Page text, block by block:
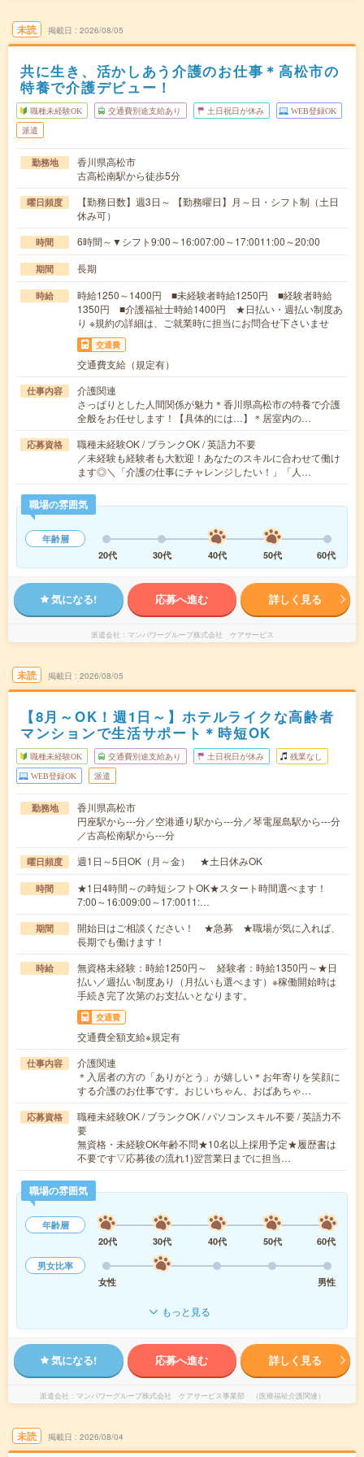
未読 掲載日 2026/08/05
共に生き、活かしあう介護のお仕事＊高松市の
特養で介護デビュー！
職種未経験OK 交通費別途支給あり 土日祝日が休み WEB登録OK
派遣
勤務地
香川県高松市
古高松南駅から徒歩5分
曜日頻度
【勤務日数】週3日～ 【勤務曜日】月～日・シフト制（土日
休み可）
時間 6時間～▼シフト9:00～16:007:00～17:0011:00～20:00
期間 長期
時給
時給1250～1400円 ■未経験者時給1250円 ■経験者時給
1350円 ■介護福祉士時給1400円 ★日払い・週払い制度あ
り ※規約の詳細は、ご就業時に担当にお問合せ下さいませ
交通費
交通費支給（規定有）
仕事内容
介護関連
さっぱりとした人間関係が魅力＊香川県高松市の特養で介護
全般をお任せします！【具体的には…】＊居室内の…
応募資格
職種未経験OK / ブランクOK / 英語力不要
／未経験も経験者も大歓迎！あなたのスキルに合わせて働け
ます◎＼「介護の仕事にチャレンジしたい！」「人…
職場の雰囲気
年齢層
20代
30代 40代 50代 60代
気になる! 応募へ進む 詳しく見る
派遣会社 マンパワーグループ株式会社 ケアサービス
未読 掲載日 2026/08/05
【8月～OK！週1日～】ホテルライクな高齢者
マンションで生活サポート＊時短OK
職種未経験OK 交通費別途支給あり 土日祝日が休み 残業なし
WEB登録OK 派遣
勤務地
香川県高松市
円座駅から---分／空港通り駅から---分／琴電屋島駅から---分
／古高松南駅から---分
曜日頻度 週1日～5日OK（月～金） ★土日休みOK
時間
★1日4時間～の時短シフトOK★スタート時間選べます！
7:00～16:009:00～17:0011:…
期間
開始日はご相談ください！ ★急募 ★職場が気に入れば、
長期でも働けます！
時給
無資格未経験：時給1250円～ 経験者：時給1350円～★日
払い／週払い制度あり（月払いも選べます）※稼働開始時は
手続き完了次第のお支払いとなります。
交通費
交通費全額支給※規定有
仕事内容
介護関連
＊入居者の方の「ありがとう」が嬉しい＊お年寄りを笑顔に
する介護のお仕事です。おじいちゃん、おばあちゃ…
応募資格
職種未経験OK / ブランクOK / パソコンスキル不要 / 英語力不
要
無資格・未経験OK年齢不問★10名以上採用予定★履歴書は
不要です▽応募後の流れ1)翌営業日までに担当…
職場の雰囲気
年齢層
20代
30代 40代 50代
60代
男女比率
女性
男性
もっと見る
気になる! 応募へ進む 詳しく見る
派遣会社 マンパワーグループ株式会社 ケアサービス事業部 （医療福祉介護関連）
未読 掲載日 2026/08/04